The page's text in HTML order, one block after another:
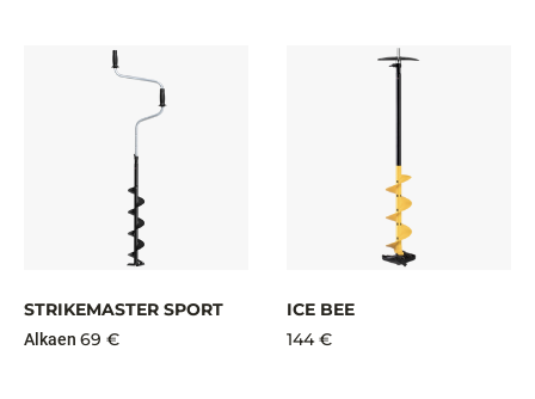
STRIKEMASTER SPORT
Alkaen 69 €
ICE BEE
144 €